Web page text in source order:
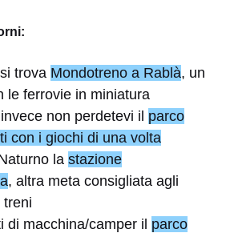
trova Mondotreno a Rablà, un
le ferrovie in miniatura
non perdetevi il parco
con i giochi di una volta
la stazione
, altra meta consigliata agli
treni
di macchina/camper il parco